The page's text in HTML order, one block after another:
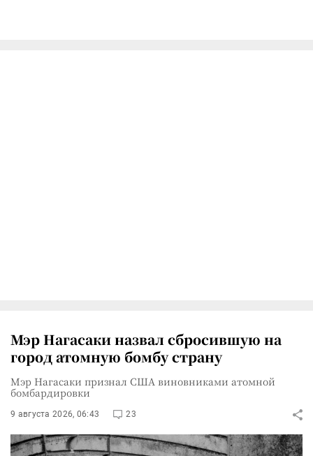
Мэр Нагасаки назвал сбросившую на
город атомную бомбу страну
Мэр Нагасаки признал США виновниками атомной
бомбардировки
9 августа 2026, 06:43 23